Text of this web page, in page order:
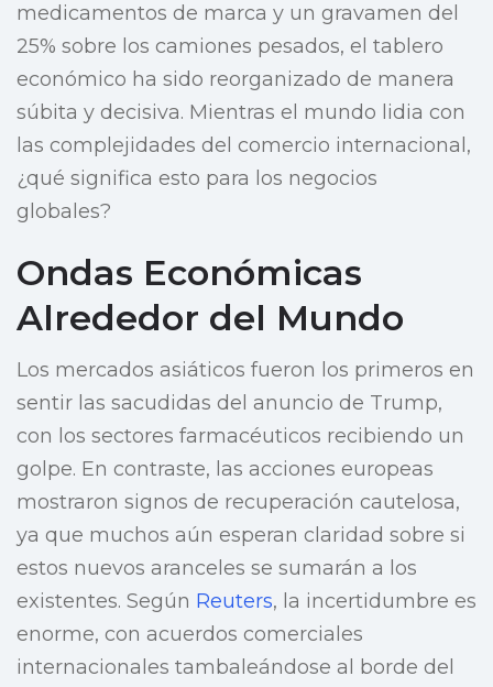
medicamentos de marca y un gravamen del
25% sobre los camiones pesados, el tablero
económico ha sido reorganizado de manera
súbita y decisiva. Mientras el mundo lidia con
las complejidades del comercio internacional,
¿qué significa esto para los negocios
globales?
Ondas Económicas
Alrededor del Mundo
Los mercados asiáticos fueron los primeros en
sentir las sacudidas del anuncio de Trump,
con los sectores farmacéuticos recibiendo un
golpe. En contraste, las acciones europeas
mostraron signos de recuperación cautelosa,
ya que muchos aún esperan claridad sobre si
estos nuevos aranceles se sumarán a los
existentes. Según Reuters, la incertidumbre es
enorme, con acuerdos comerciales
internacionales tambaleándose al borde del